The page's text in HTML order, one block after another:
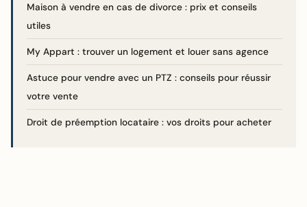
Maison à vendre en cas de divorce : prix et conseils
utiles
My Appart : trouver un logement et louer sans agence
Astuce pour vendre avec un PTZ : conseils pour réussir
votre vente
Droit de préemption locataire : vos droits pour acheter